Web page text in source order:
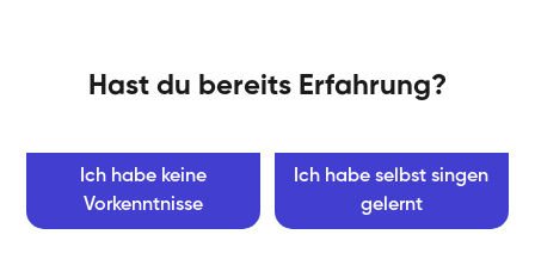
Hast du bereits Erfahrung?
Ich habe keine
Vorkenntnisse
Ich habe selbst singen
gelernt